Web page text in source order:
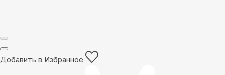
Добавить в Избранное